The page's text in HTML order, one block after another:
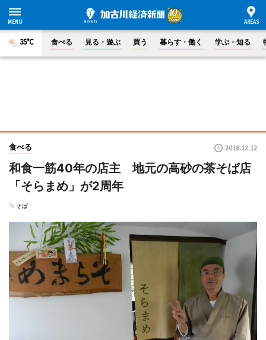
35°C 食べる 見る・遊ぶ 買う 暮らす・働く 学ぶ・知る
食べる 2018.12.12
和食一筋40年の店主 地元の高砂の茶そば店
「そらまめ」が2周年
そば